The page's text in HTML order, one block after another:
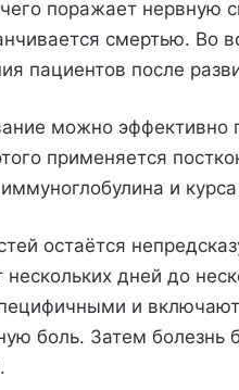
поражает нервную
смертью.
пациентов после
можно эффективно
применяется
и
остаётся
нескольких дней до
и
боль. Затем